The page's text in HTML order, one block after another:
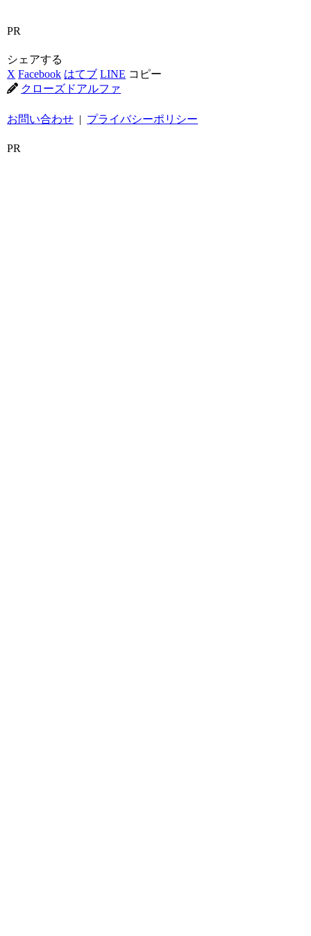
PR
シェアする
X Facebook はてブ LINE コピー
クローズドアルファ
お問い合わせ | プライバシーポリシー
PR